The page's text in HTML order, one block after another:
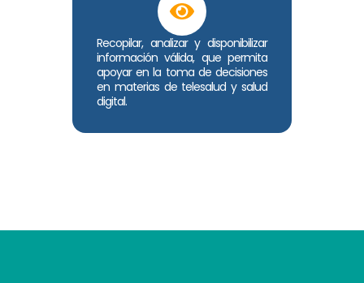
Recopilar, analizar y disponibilizar
información válida, que permita
apoyar en la toma de decisiones
en materias de telesalud y salud
digital.